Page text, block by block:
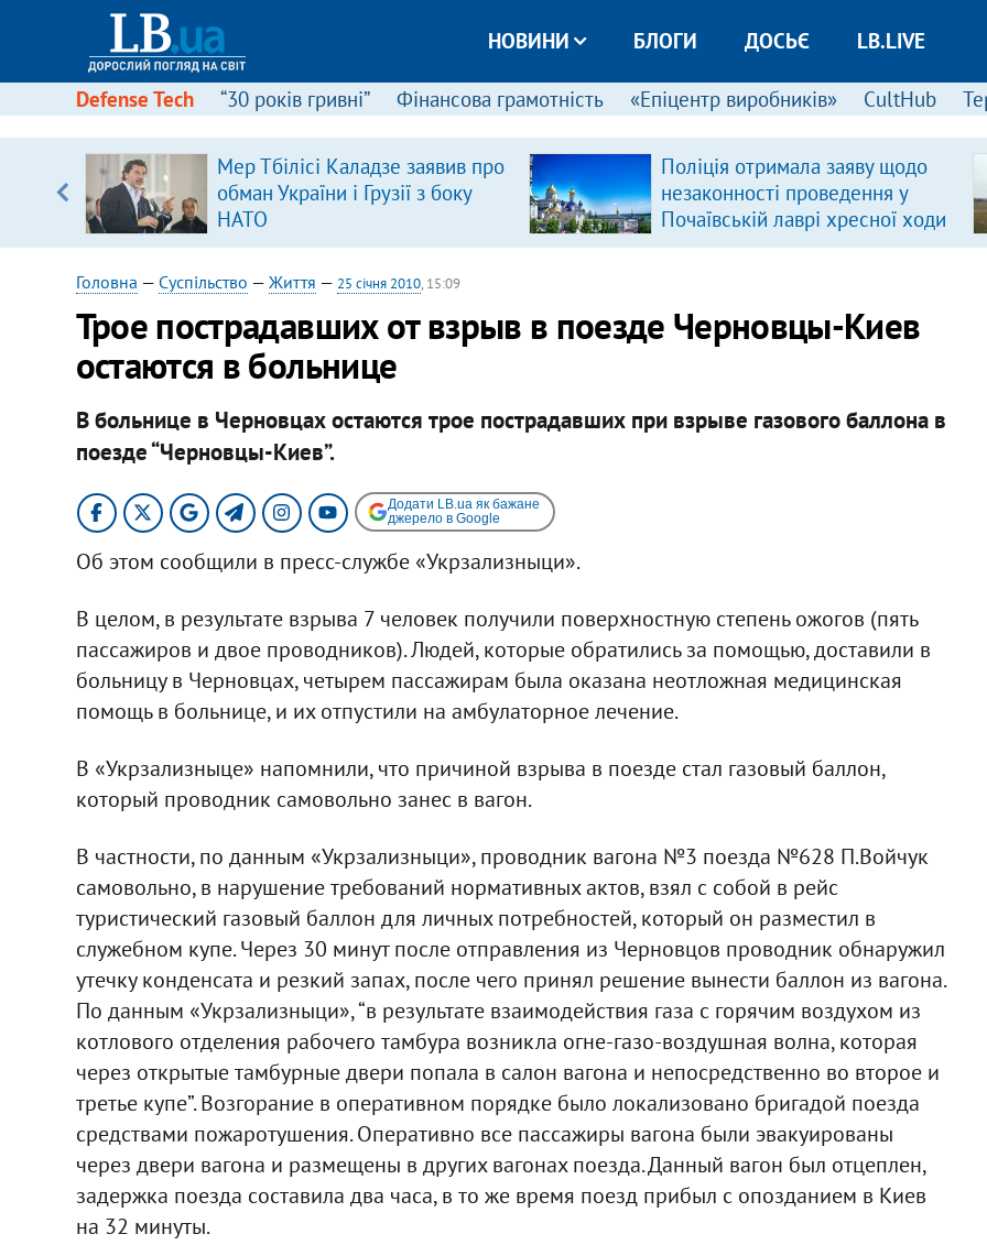
НОВИНИ БЛОГИ ДОСЬЄ LB.LIVE
Defense Tech “30 років гривні” Фінансова грамотність «Епіцентр виробників» CultHub
Мер Тбілісі Каладзе заявив про
обман України і Грузії з боку
НАТО
Поліція отримала заяву щодо
незаконності проведення у
Почаївській лаврі хресної ходи
Головна — Суспільство — Життя — 25 січня 2010, 15:09
Трое пострадавших от взрыв в поезде Черновцы-Киев
остаются в больнице
В больнице в Черновцах остаются трое пострадавших при взрыве газового баллона в
поезде “Черновцы-Киев”.
Додати LB.ua як бажане
джерело в Google
Об этом сообщили в пресс-службе «Укрзализныци».
В целом, в результате взрыва 7 человек получили поверхностную степень ожогов (пять
пассажиров и двое проводников). Людей, которые обратились за помощью, доставили в
больницу в Черновцах, четырем пассажирам была оказана неотложная медицинская
помощь в больнице, и их отпустили на амбулаторное лечение.
В «Укрзализныце» напомнили, что причиной взрыва в поезде стал газовый баллон,
который проводник самовольно занес в вагон.
В частности, по данным «Укрзализныци», проводник вагона №3 поезда №628 П.Войчук
самовольно, в нарушение требований нормативных актов, взял с собой в рейс
туристический газовый баллон для личных потребностей, который он разместил в
служебном купе. Через 30 минут после отправления из Черновцов проводник обнаружил
утечку конденсата и резкий запах, после чего принял решение вынести баллон из вагона.
По данным «Укрзализныци», “в результате взаимодействия газа с горячим воздухом из
котлового отделения рабочего тамбура возникла огне-газо-воздушная волна, которая
через открытые тамбурные двери попала в салон вагона и непосредственно во второе и
третье купе”. Возгорание в оперативном порядке было локализовано бригадой поезда
средствами пожаротушения. Оперативно все пассажиры вагона были эвакуированы
через двери вагона и размещены в других вагонах поезда. Данный вагон был отцеплен,
задержка поезда составила два часа, в то же время поезд прибыл с опозданием в Киев
на 32 минуты.